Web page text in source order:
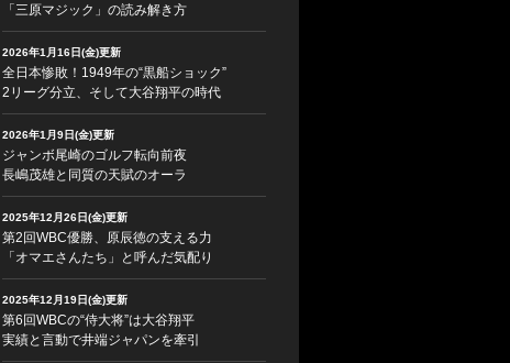
「三原マジック」の読み解き方
2026年1月16日(金)更新
全日本惨敗！1949年の“黒船ショック”
2リーグ分立、そして大谷翔平の時代
2026年1月9日(金)更新
ジャンボ尾崎のゴルフ転向前夜
長嶋茂雄と同質の天賦のオーラ
2025年12月26日(金)更新
第2回WBC優勝、原辰徳の支える力
「オマエさんたち」と呼んだ気配り
2025年12月19日(金)更新
第6回WBCの“侍大将”は大谷翔平
実績と言動で井端ジャパンを牽引